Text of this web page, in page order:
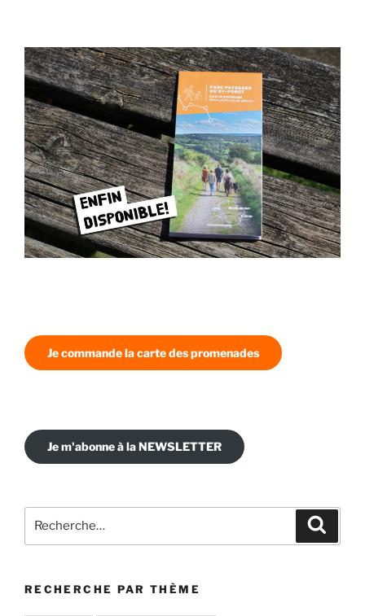
Je commande la carte des promenades
Je m'abonne à la NEWSLETTER
pour
RECHERCHE PAR THÈME